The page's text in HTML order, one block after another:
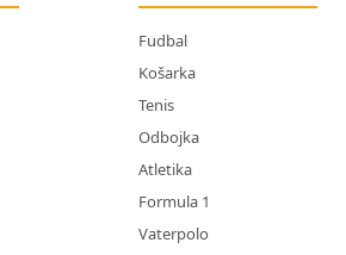
Fudbal
Košarka
Tenis
Odbojka
Atletika
Formula 1
Vaterpolo